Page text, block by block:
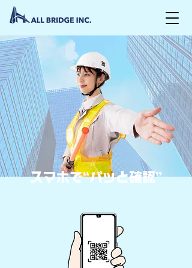
スマホで“パッと確認”